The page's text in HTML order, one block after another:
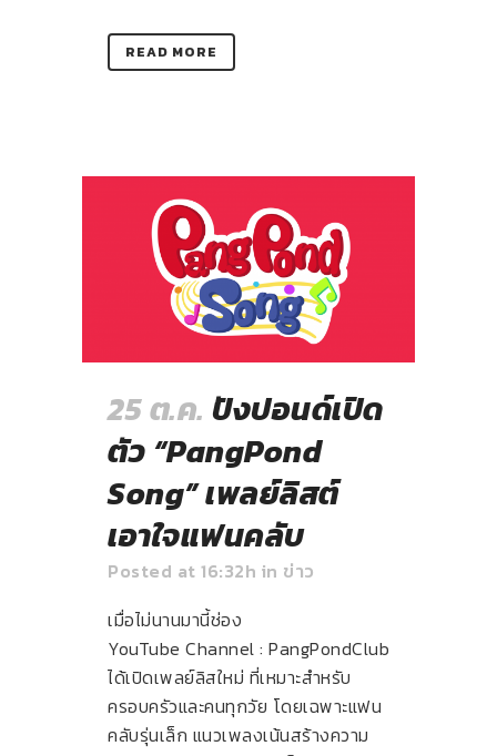
READ MORE
25 ต.ค. ปังปอนด์เปิด
ตัว “PangPond
Song” เพลย์ลิสต์
เอาใจแฟนคลับ
Posted at 16:32h in ข่าว
เมื่อไม่นานมานี้ช่อง
YouTube Channel : PangPondClub
ได้เปิดเพลย์ลิสใหม่ ที่เหมาะสำหรับ
ครอบครัวและคนทุกวัย โดยเฉพาะแฟน
คลับรุ่นเล็ก แนวเพลงเน้นสร้างความ